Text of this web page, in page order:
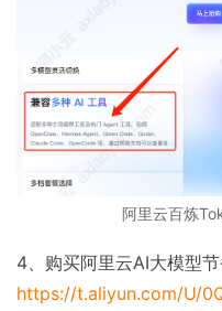
阿里云百炼
4、购买阿里云AI大模型节
https://t.aliyun.com/U/